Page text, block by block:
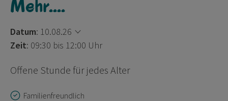
Mehr....
Datum: 10.08.26
Zeit: 09:30 bis 12:00 Uhr
Offene Stunde für jedes Alter
Familienfreundlich